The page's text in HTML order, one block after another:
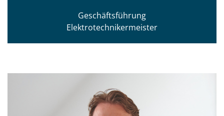
Geschäftsführung
Elektrotechnikermeister